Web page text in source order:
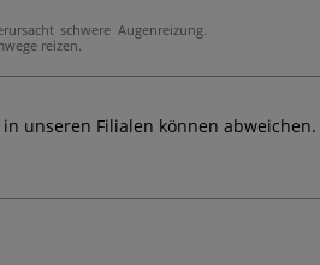
schwere Augenreizung.
reizen.
unseren Filialen können abweichen.